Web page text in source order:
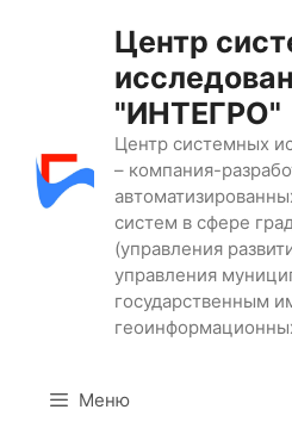
содержимому
Центр
"ИНТЕГРО"
Центр системных
– компания-
систем в сфере
(управления
управления
государственным
Меню